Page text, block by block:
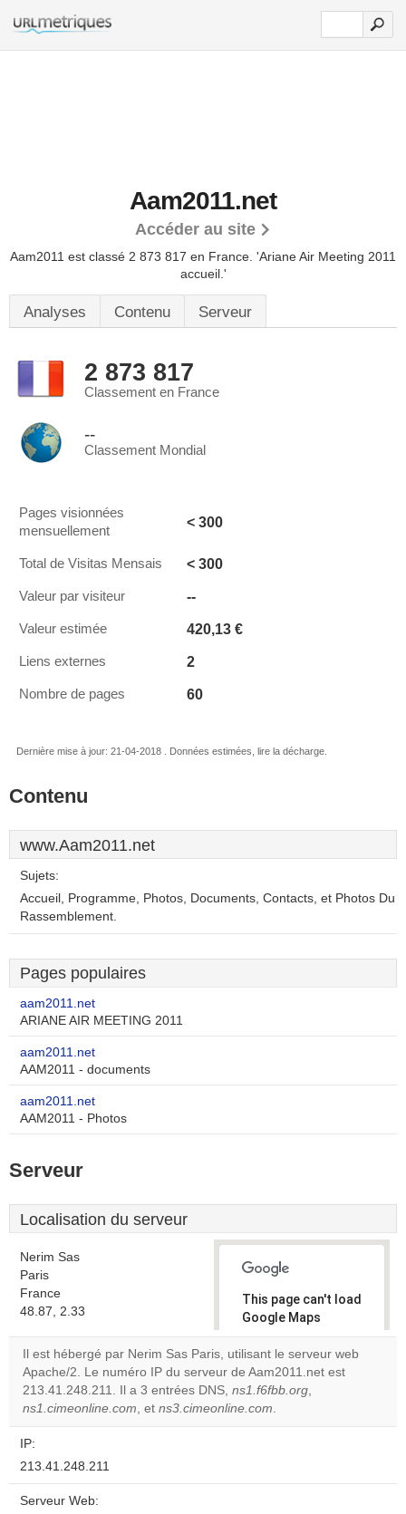
Aam2011.net
Accéder au site
Aam2011 est classé 2 873 817 en France. 'Ariane Air Meeting 2011
accueil.'
Analyses Contenu Serveur
2 873 817
Classement en France
--
Classement Mondial
Pages visionnées
mensuellement
< 300
Total de Visitas Mensais < 300
Valeur par visiteur --
Valeur estimée 420,13 €
Liens externes 2
Nombre de pages 60
Dernière mise à jour: 21-04-2018 . Données estimées, lire la décharge.
Contenu
www.Aam2011.net
Sujets:
Accueil, Programme, Photos, Documents, Contacts, et Photos Du
Rassemblement.
Pages populaires
aam2011.net
ARIANE AIR MEETING 2011
aam2011.net
AAM2011 - documents
aam2011.net
AAM2011 - Photos
Serveur
Localisation du serveur
Nerim Sas
Paris
France
48.87, 2.33
This page can't load
Google Maps
correctly.
Do you
own this
website?
Il est hébergé par Nerim Sas Paris, utilisant le serveur web
Apache/2. Le numéro IP du serveur de Aam2011.net est
213.41.248.211. Il a 3 entrées DNS, ns1.f6fbb.org,
ns1.cimeonline.com, et ns3.cimeonline.com.
IP:
213.41.248.211
Serveur Web: